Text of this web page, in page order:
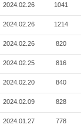
2024.02.26 1041
2024.02.26 1214
2024.02.26 820
2024.02.25 816
2024.02.20 840
2024.02.09 828
2024.01.27 778